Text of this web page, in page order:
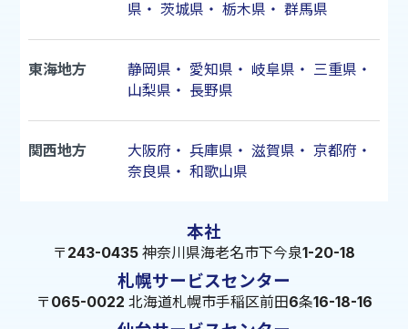
県 ・ 茨城県 ・ 栃木県 ・ 群馬県
東海地方 静岡県 ・ 愛知県 ・ 岐阜県 ・ 三重県 ・
山梨県 ・ 長野県
関西地方 大阪府 ・ 兵庫県 ・ 滋賀県 ・ 京都府 ・
奈良県 ・ 和歌山県
本社
〒243-0435 神奈川県海老名市下今泉1-20-18
札幌サービスセンター
〒065-0022 北海道札幌市手稲区前田6条16-18-16